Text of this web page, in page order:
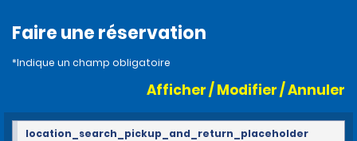
Faire une réservation
*Indique un champ obligatoire
Afficher / Modifier / Annuler
location_search_pickup_and_return_placeholder